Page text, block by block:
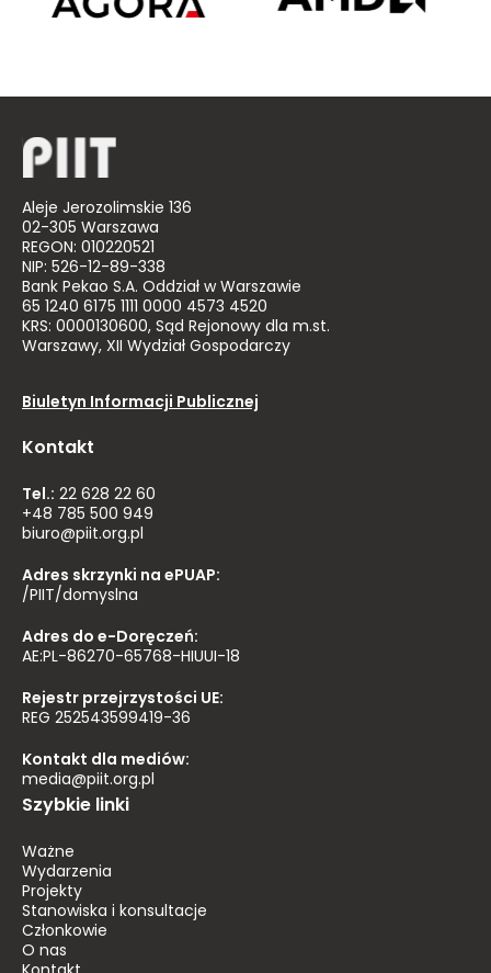
Aleje Jerozolimskie 136
02-305 Warszawa
REGON: 010220521
NIP: 526-12-89-338
Bank Pekao S.A. Oddział w Warszawie
65 1240 6175 1111 0000 4573 4520
KRS: 0000130600, Sąd Rejonowy dla m.st.
Warszawy, XII Wydział Gospodarczy
Biuletyn Informacji Publicznej
Kontakt
Tel.: 22 628 22 60
+48 785 500 949
biuro@piit.org.pl
Adres skrzynki na ePUAP:
/PIIT/domyslna
Adres do e-Doręczeń:
AE:PL-86270-65768-HIUUI-18
Rejestr przejrzystości UE:
REG 252543599419-36
Kontakt dla mediów:
media@piit.org.pl
Szybkie linki
Ważne
Wydarzenia
Projekty
Stanowiska i konsultacje
Członkowie
O nas